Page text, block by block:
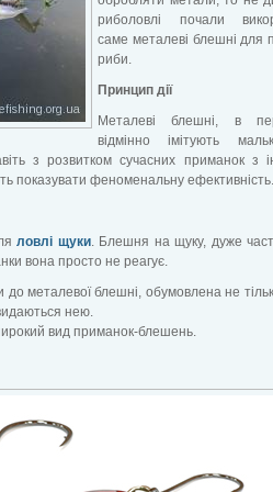
риболовлі почали
саме металеві блешні для
риби.
Принцип дії
Металеві блешні, в
відмінно імітують
з розвитком сучасних приманок з
показувати феноменальну ефективність.
ловлі щуки. Блешня на щуку, дуже
вона просто не реагує.
до металевої блешні, обумовлена не
нею.
вид приманок-блешень.